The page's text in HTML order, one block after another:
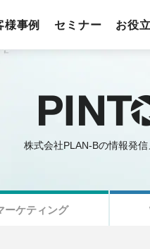
様事例 セミナー お役
株式会社PLAN-Bの情報発信
ーケティング